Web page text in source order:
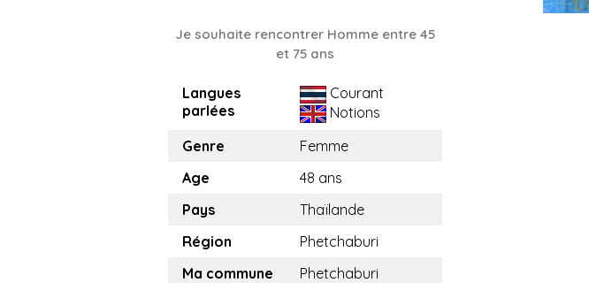
Je souhaite rencontrer Homme entre 45
et 75 ans
Langues
parlées
Courant
Notions
Genre
Femme
Age
48 ans
Pays
Thaïlande
Région
Phetchaburi
Ma commune
Phetchaburi